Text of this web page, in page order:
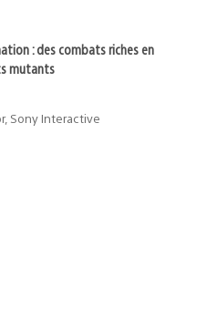
: des combats riches en
mutants
Sony Interactive